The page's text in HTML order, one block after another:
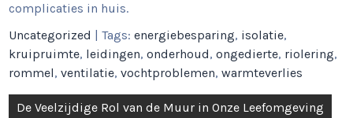
complicaties in huis.
Uncategorized | Tags:energiebesparing, isolatie,
kruipruimte, leidingen,onderhoud,ongedierte, riolering,
rommel,ventilatie,vochtproblemen,warmteverlies
Berichtnavigatie
De Veelzijdige Rol van de Muur in Onze Leefomgeving